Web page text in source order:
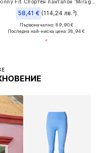
58,41 € (114,24 лв.³)
Първоначално: 89,90 €
Последна най-ниска цена:38,94 €